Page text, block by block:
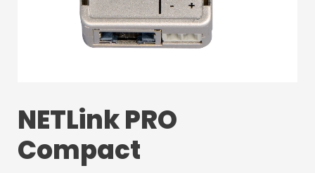
NETLink PRO
Compact